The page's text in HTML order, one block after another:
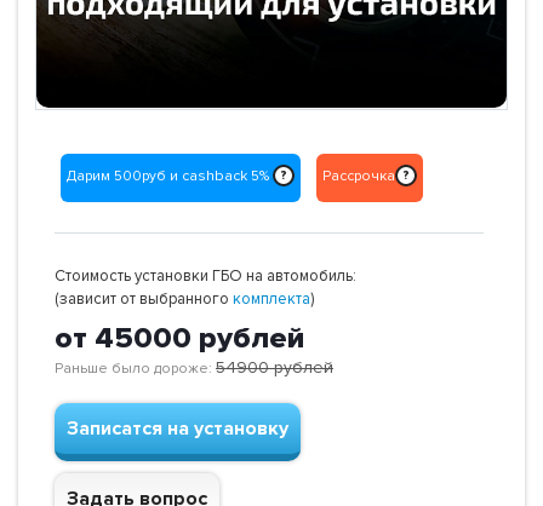
Дарим 500руб и cashback 5% ? Рассрочка ?
Стоимость установки ГБО на автомобиль:
(зависит от выбранного комплекта)
от 45000 рублей
Раньше было дороже: 54900рублей
Записатся на установку
Задать вопрос